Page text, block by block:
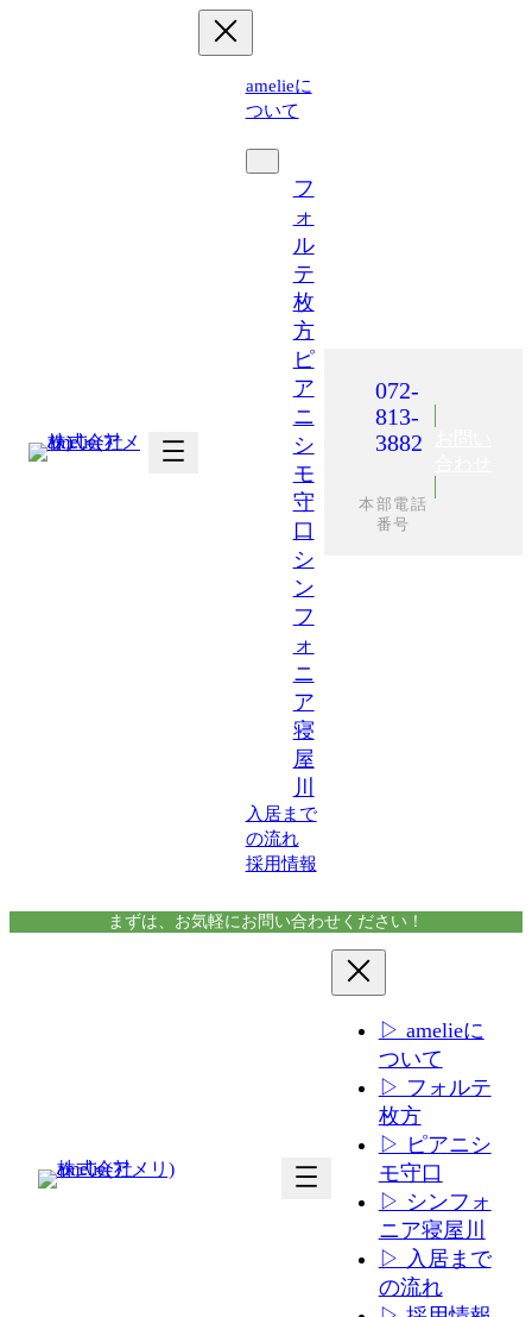
amelieに
ついて
フ
ォ
ル
テ
枚
方
ピ
ア
ニ
シ
モ
守
口
シ
ン
フ
ォ
ニ
ア
寝
屋
川
入居まで
の流れ
採用情報
072-
813-
3882
本部電話
番号
まずは、お気軽にお問い合わせください！
▷ amelieに
ついて
▷ フォルテ
枚方
▷ ピアニシ
モ守口
▷ シンフォ
ニア寝屋川
▷ 入居まで
の流れ